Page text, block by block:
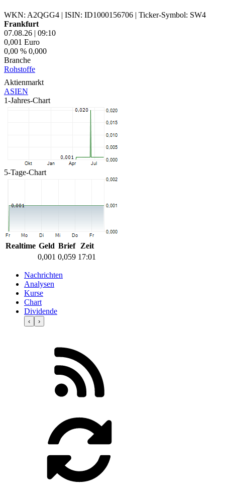
WKN: A2QGG4 | ISIN: ID1000156706 | Ticker-Symbol: SW4
Frankfurt
07.08.26 | 09:10
0,001 Euro
0,00 % 0,000
Branche
Rohstoffe
Aktienmarkt
ASIEN
1-Jahres-Chart
5-Tage-Chart
Realtime Geld Brief
Zeit
0,001 0,059 17:01
Nachrichten
Analysen
Kurse
Chart
Dividende
‹ ›